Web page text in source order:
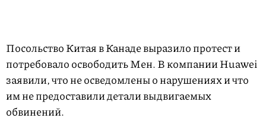
Посольство Китая в Канаде выразило протест и
потребовало освободить Мен. В компании Huawei
заявили, что не осведомлены о нарушениях и что
им не предоставили детали выдвигаемых
обвинений.